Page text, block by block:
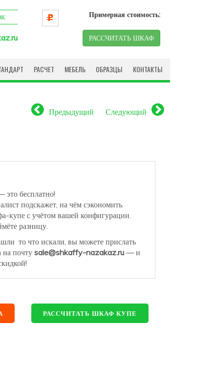
Примерная стоимость:
РАССЧИТАТЬ ШКАФ
РАСЧЕТ МЕБЕЛЬ ОБРАЗЦЫ КОНТАКТЫ
Предыдущий Следующий
это бесплатно!
подскажет, на чём сэкономить.
купе с учётом вашей конфигурации.
разницу.
то что искали, вы можете прислать
почту sale@shkaffy-nazakaz.ru — и
РАССЧИТАТЬ ШКАФ КУПЕ